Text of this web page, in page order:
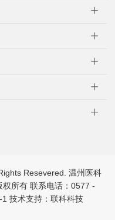
↑
TOP
+
+
+
+
+
Resevered. 温州医科
所有 联系电话：0577 -
技术支持：联科科技